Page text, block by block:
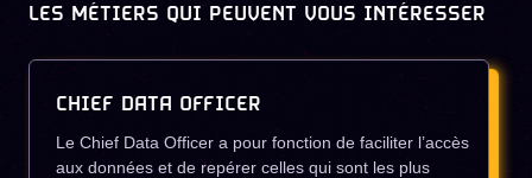
LES MÉTIERS QUI PEUVENT VOUS INTÉRESSER
CHIEF DATA OFFICER
Le Chief Data Officer a pour fonction de faciliter l’accès
aux données et de repérer celles qui sont les plus